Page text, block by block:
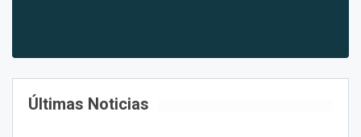
Últimas Noticias